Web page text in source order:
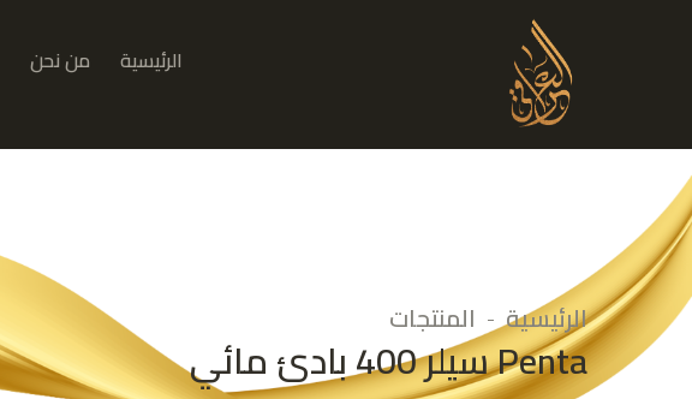
الرئيسية من نحن
الرئيسية المنتجات
Penta سيلر 400 بادئ مائي